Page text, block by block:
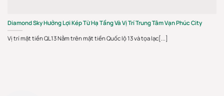
Diamond Sky Hưởng Lợi Kép Từ Hạ Tầng Và Vị Trí Trung Tâm Vạn Phúc City
Vị trí mặt tiền QL13 Nằm trên mặt tiền Quốc lộ 13 và tọa lạc[...]